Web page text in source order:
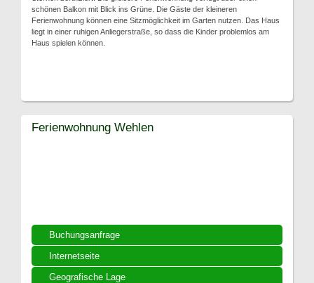
schönen Balkon mit Blick ins Grüne. Die Gäste der kleineren
Ferienwohnung können eine Sitzmöglichkeit im Garten nutzen. Das Haus
liegt in einer ruhigen Anliegerstraße, so dass die Kinder problemlos am
Haus spielen können.
Buchungsanfrage
Internetseite
Geografische Lage
Ferienwohnung Wehlen